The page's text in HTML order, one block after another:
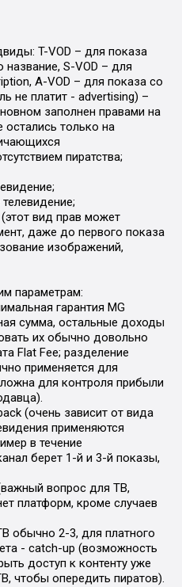
T-VOD – для показа
название, S-VOD – для
A-VOD – для показа со
не платит - advertising) –
заполнен правами на
остались только на
пиратства;
вид прав может
даже до первого показа
изображений,
параметрам:
гарантия MG
сумма, остальные доходы
их обычно довольно
Flat Fee; разделение
применяется для
для контроля прибыли
(очень зависит от вида
применяются
в течение
берет 1-й и 3-й показы,
вопрос для ТВ,
платформ, кроме случаев
обычно 2-3, для платного
- catch-up (возможность
доступ к контенту уже
чтобы опередить пиратов).